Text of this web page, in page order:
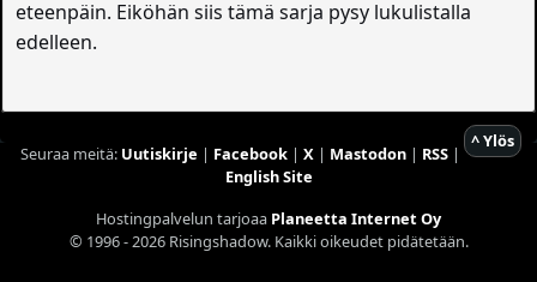
eteenpäin. Eiköhän siis tämä sarja pysy lukulistalla
edelleen.
^ Ylös
Seuraa meitä: Uutiskirje | Facebook| X| Mastodon| RSS|
English Site
Hostingpalvelun tarjoaa Planeetta Internet Oy
© 1996 - 2026 Risingshadow. Kaikki oikeudet pidätetään.